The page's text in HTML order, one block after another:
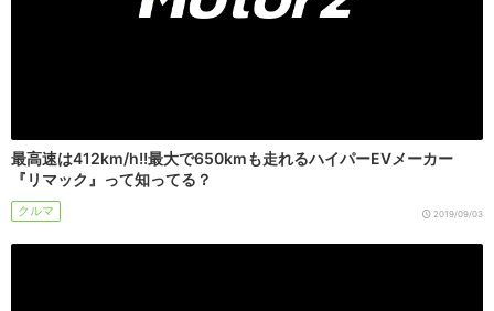
最高速は412km/h!!最大で650kmも走れるハイパーEVメーカー
『リマック』って知ってる？
クルマ 2019/09/03